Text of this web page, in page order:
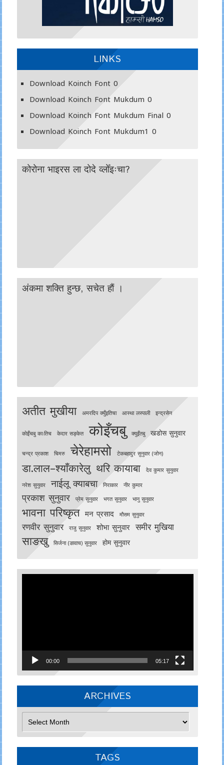
LINKS
Download Koinch Font0
Download Koinch Font Mukdum 0
Download Koinch Font Mukdum Final 0
Download Koinch Font Mukdum1 0
कोरोना भाइरस ला दोदे व्लोँइःचा?
अंकमा शक्ति हुन्छ, सचेत हाैं ।
अतीत मुखीया अमरदिप क्युँइतिचा आस्था लस्पाली इन्द्रसेन
काेइँचबु काःतिच केदार सङ्केत कोइँचबु क्युइँतबु खडोस सुनुवार
चन्द्र प्रकाश चिमरु चेरेहामसो टेकबहादुर सुनुवार (जोन)
डा.लाल–श्याँकारेलु थरि कायाबा देव कुमार सुनुवार
नरेश सुनुवार नाईलू क्याबचा निराकार नीर कुमार
प्रकाश सुनुवार प्रेम सुनुवार भगत सुनुवार भानु सुनुवार
भावना परिष्कृत मन प्रसाद मौसम सुनुवार
रणवीर सुनुवार राजु सुनुवार शोभा सुनुवार समीर मुखिया
साङखु सिर्जना (ङावाच) सुनुवार होम सुनुवार
00:00 05:17
ARCHIVES
TAGS